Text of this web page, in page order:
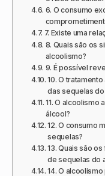
6. O consumo
7. Existe uma
8. Quais são os
alcoolismo?
9. É possível
10. O
das sequelas
11. O alcoolismo
álcool?
12. O consumo
sequelas?
13. Quais são
de sequelas do
14. O